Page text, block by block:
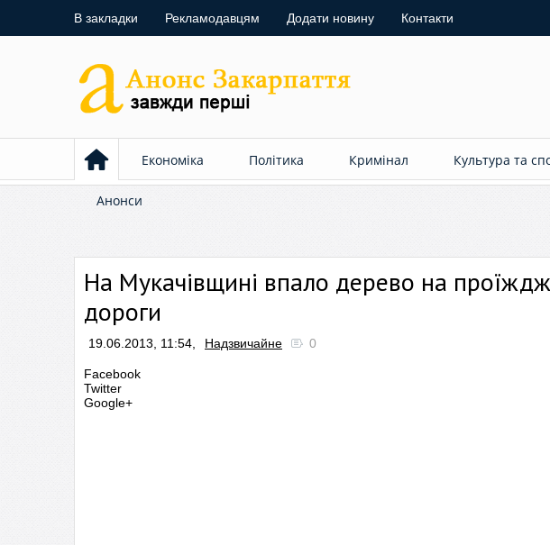
В закладки Рекламодавцям Додати новину Контакти
Економіка Політика Кримінал Культура та
Анонси
На Мукачівщині впало дерево на
дороги
19.06.2013, 11:54, Надзвичайне 0
Facebook
Twitter
Google+